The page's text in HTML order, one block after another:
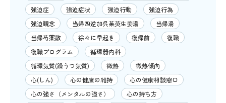
強迫症
強迫症状 強迫行動
強迫行為
強迫観念
当帰四逆加呉茱萸生姜湯
当帰湯
当帰芍薬散
徐々に早起き 復帰前
復職
復職プログラム
循環器内科
循環気質(躁うつ気質)
微熱
微熱傾向
心(しん)
心の健康の維持
心の健康相談窓口
心の強さ（メンタルの強さ）
心の持ち方